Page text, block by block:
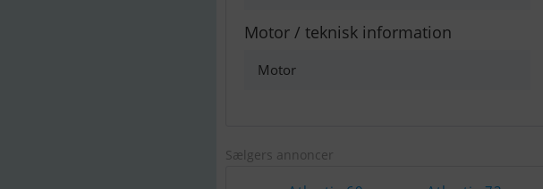
Motor / teknisk information
Motor
Sælgers annoncer